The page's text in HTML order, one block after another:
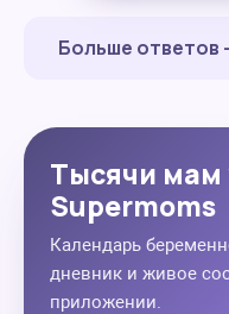
Больше ответов
Тысячи мам
Supermoms
Календарь
дневник и живое
приложении.